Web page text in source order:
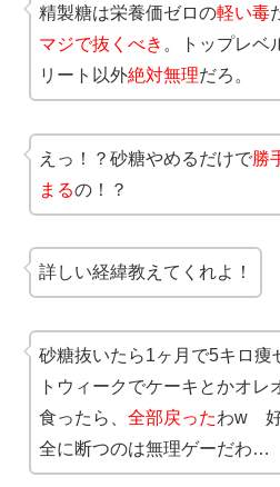
精製糖は栄養価ゼロの軽い毒
マジで抜くべき 。トップレベ
リート以外絶対無理だろ。
えっ！？砂糖やめるだけで勝
まるの！？
詳しい経緯教えてくれよ！
砂糖抜いたら1ヶ月で5キロ痩
トウィークでケーキとかオレ
食ったら、 全部戻ったわw 好
全に断つのは無理ゲーだわ…